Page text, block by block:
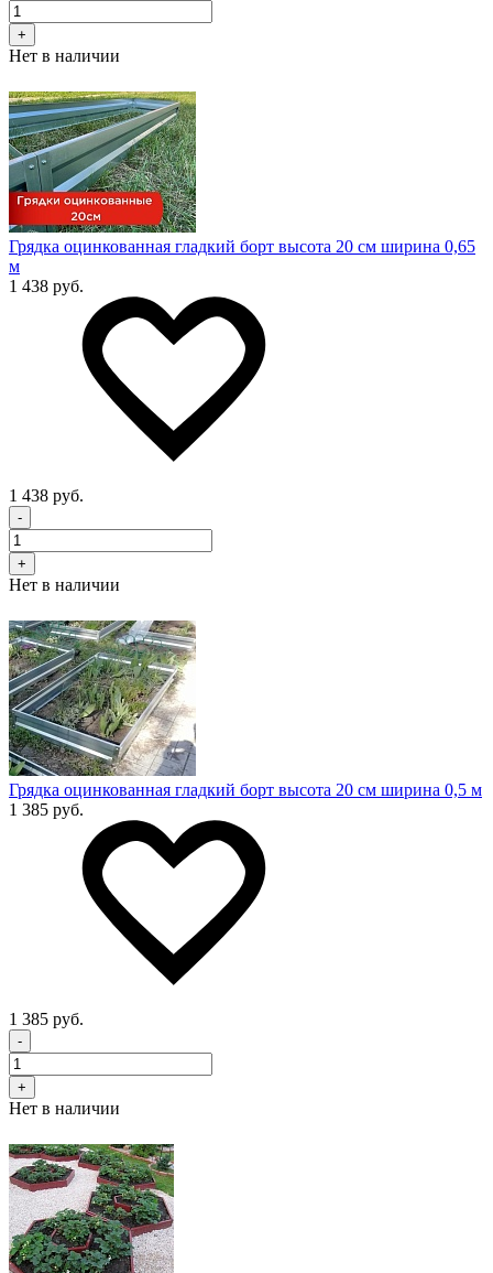
+
Нет в наличии
Грядка оцинкованная гладкий борт высота 20 см ширина 0,65
м
1 438 руб.
1 438 руб.
-
+
Нет в наличии
Грядка оцинкованная гладкий борт высота 20 см ширина 0,5 м
1 385 руб.
1 385 руб.
-
+
Нет в наличии